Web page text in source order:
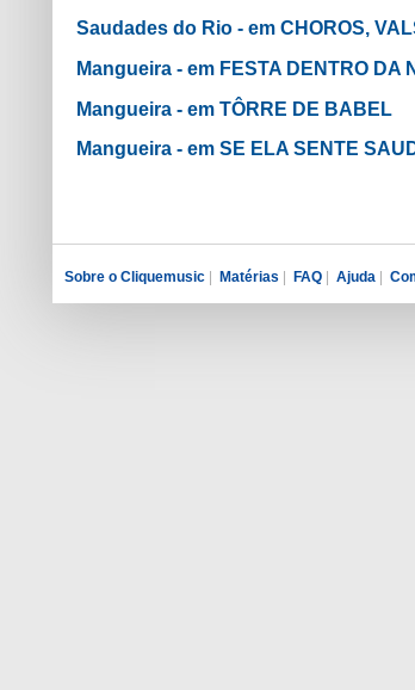
Saudades do Rio - em CHOROS,
Mangueira - em FESTA DENTRO DA
Mangueira - em TÔRRE DE BABEL
Mangueira - em SE ELA SENTE
Sobre o Cliquemusic Matérias FAQ Ajuda